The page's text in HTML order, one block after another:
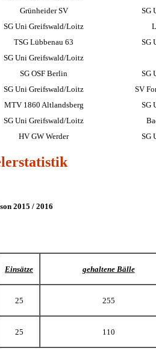
Grünheider SV
SG
SG Uni Greifswald/Loitz
TSG Lübbenau 63
SG
SG Uni Greifswald/Loitz
SG OSF Berlin
SG
SG Uni Greifswald/Loitz
SV
MTV 1860 Altlandsberg
SG
SG Uni Greifswald/Loitz
HV GW Werder SG
2015 / 2016
Einsätze gehaltene Bälle
25 255
25 110